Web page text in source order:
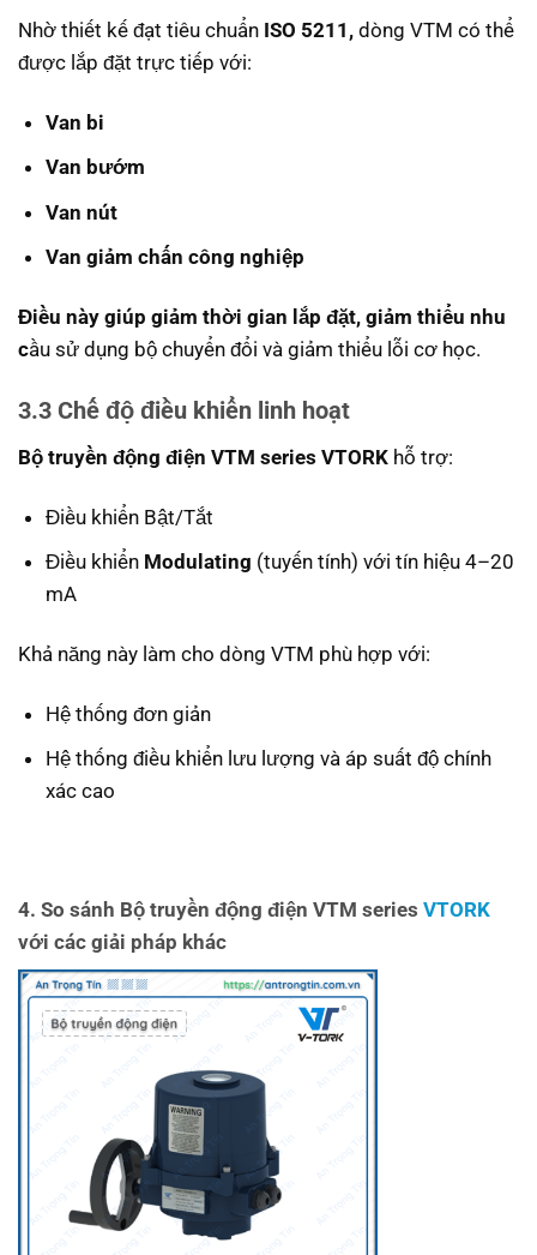
Nhờ thiết kế đạt tiêu chuẩn ISO 5211, dòng VTM có thể
được lắp đặt trực tiếp với:
Van bi
Van bướm
Van nút
Van giảm chấn công nghiệp
Điều này giúp giảm thời gian lắp đặt, giảm thiểu nhu
cầu sử dụng bộ chuyển đổi và giảm thiểu lỗi cơ học.
3.3 Chế độ điều khiển linh hoạt
Bộ truyền động điện VTM series VTORK hỗ trợ:
Điều khiển Bật/Tắt
Điều khiển Modulating (tuyến tính) với tín hiệu 4–20
mA
Khả năng này làm cho dòng VTM phù hợp với:
Hệ thống đơn giản
Hệ thống điều khiển lưu lượng và áp suất độ chính
xác cao
4. So sánh Bộ truyền động điện VTM series VTORK
với các giải pháp khác